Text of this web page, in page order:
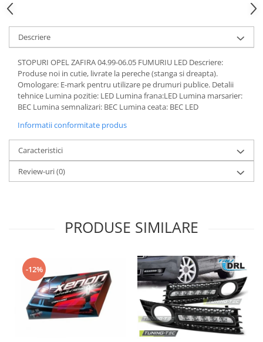
Descriere
STOPURI OPEL ZAFIRA 04.99-06.05 FUMURIU LED Descriere:
Produse noi in cutie, livrate la pereche (stanga si dreapta).
Omologare: E-mark pentru utilizare pe drumuri publice. Detalii
tehnice Lumina pozitie: LED Lumina frana:LED Lumina marsarier:
BEC Lumina semnalizari: BEC Lumina ceata: BEC LED
Informatii conformitate produs
Caracteristici
Review-uri(0)
PRODUSE SIMILARE
-12%